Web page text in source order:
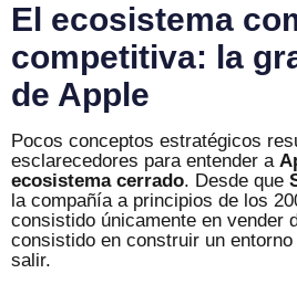
El ecosistema
competitiva: la
de Apple
Pocos conceptos estratégicos
esclarecedores para entender a
ecosistema cerrado. Desde que
la compañía a principios de los
consistido únicamente en vender
consistido en construir un
salir.